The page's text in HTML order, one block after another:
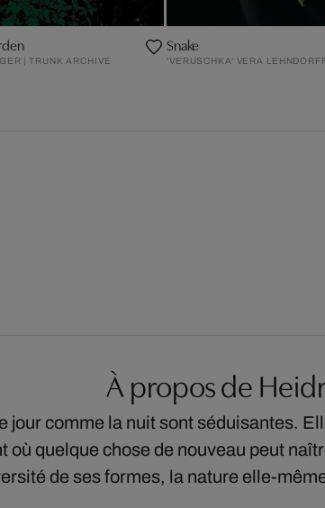
| TRUNK ARCHIVE
Snake
'VERUSCHKA' VERA
À propos de
jour comme la nuit sont séduisantes.
où quelque chose de nouveau peut
de ses formes, la nature elle-